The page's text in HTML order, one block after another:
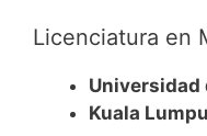
Licenciatura en
Universidad
Kuala